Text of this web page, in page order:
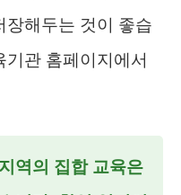
장해두는 것이 좋습
기관 홈페이지에서
역의 집합 교육은